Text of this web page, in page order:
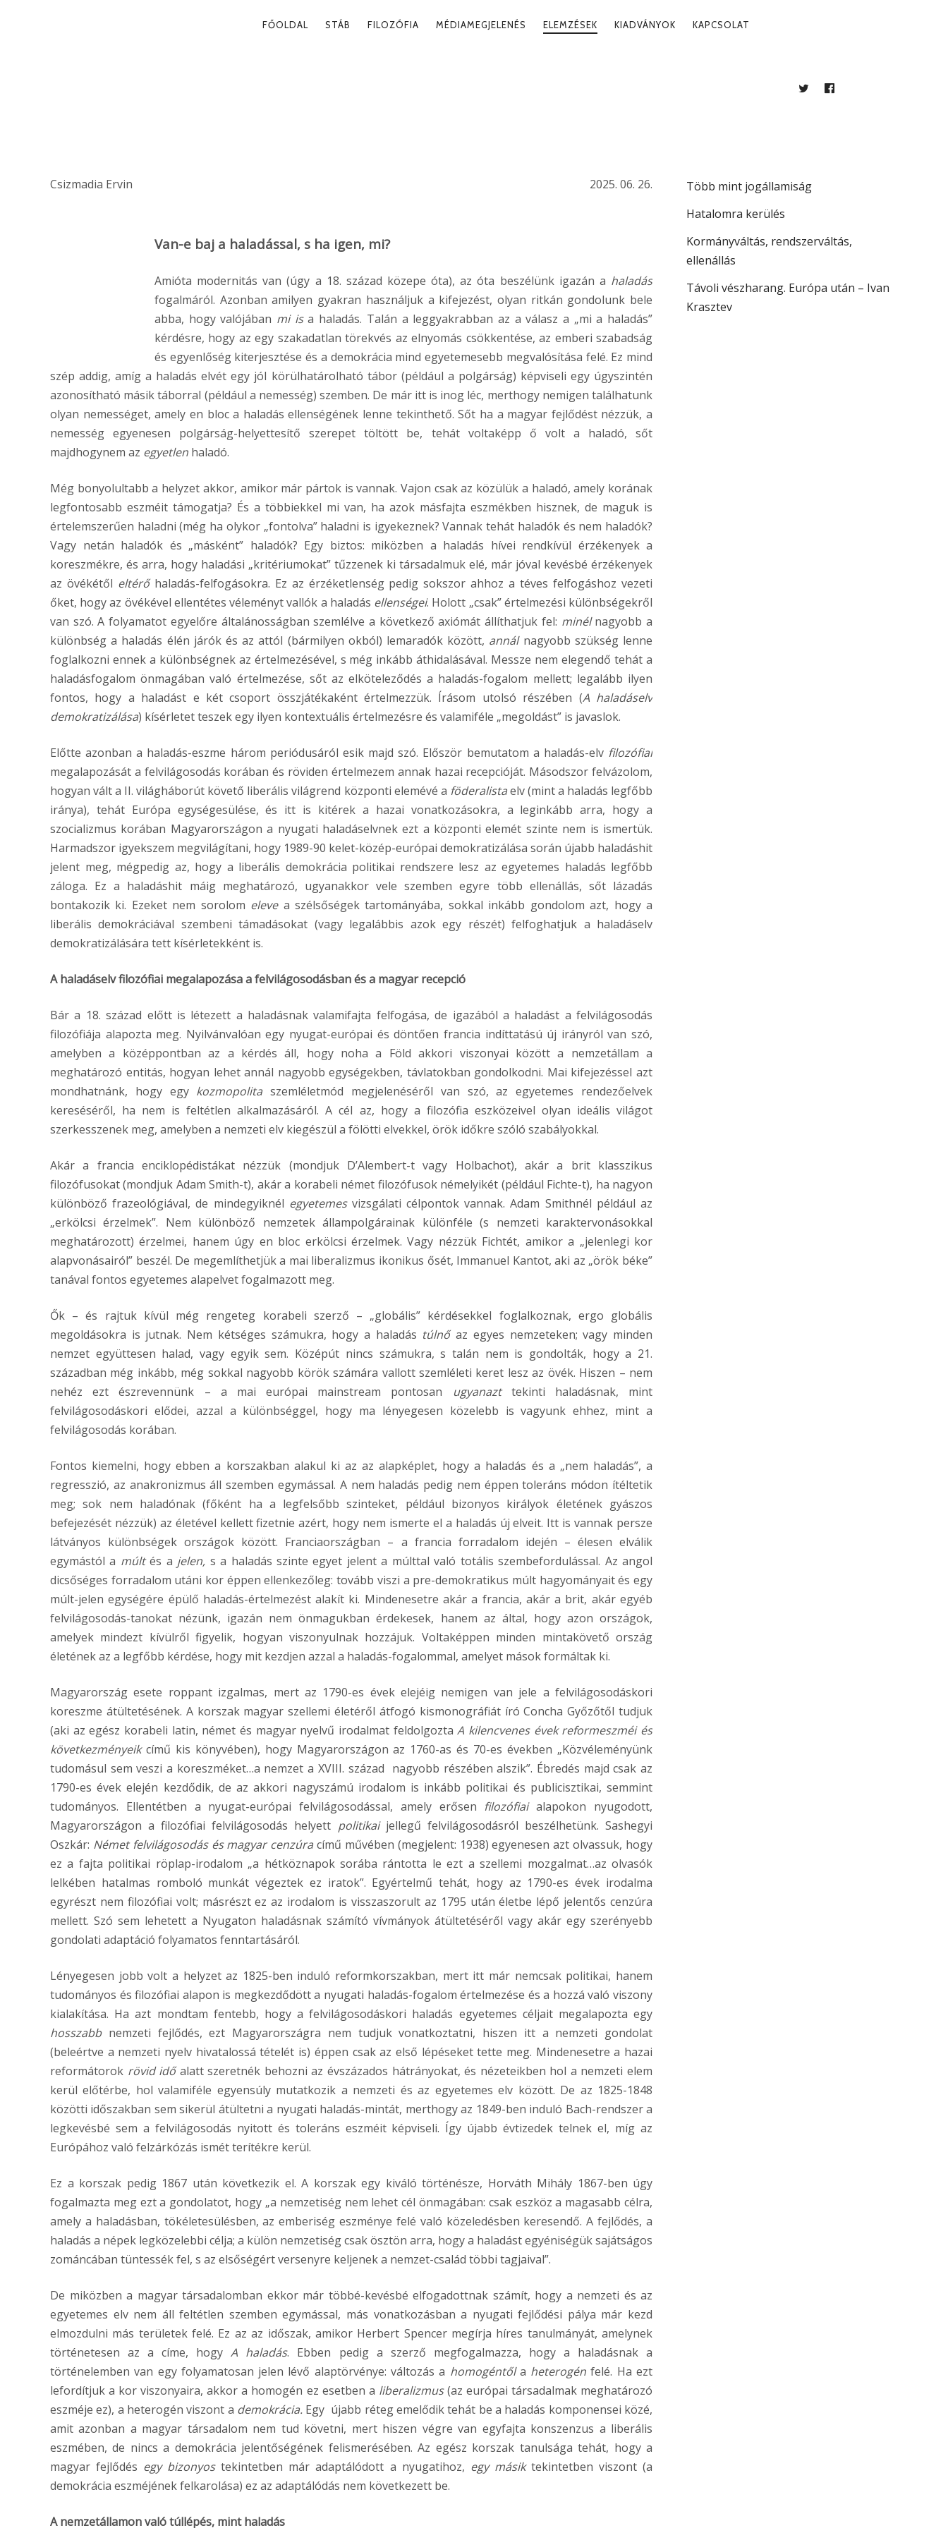
PRIMARY
FŐOLDAL STÁB FILOZÓFIA MÉDIAMEGJELENÉS ELEMZÉSEK KIADVÁNYOK KAPCSOLAT
TWITTERFACEBOOK
Csizmadia Ervin 2025. 06. 26.
Van-e baj a haladással, s ha igen, mi?
Amióta modernitás van (úgy a 18. század közepe óta), az óta beszélünk igazán a haladás
fogalmáról. Azonban amilyen gyakran használjuk a kifejezést, olyan ritkán gondolunk bele
abba, hogy valójában mi isa haladás. Talán a leggyakrabban az a válasz a „mi a haladás”
kérdésre, hogy az egy szakadatlan törekvés az elnyomás csökkentése, az emberi szabadság
és egyenlőség kiterjesztése és a demokrácia mind egyetemesebb megvalósítása felé. Ez mind
szép addig, amíg a haladás elvét egy jól körülhatárolható tábor (például a polgárság) képviseli egy úgyszintén
azonosítható másik táborral (például a nemesség) szemben. De már itt is inog léc, merthogy nemigen találhatunk
olyan nemességet, amely en bloc a haladás ellenségének lenne tekinthető. Sőt ha a magyar fejlődést nézzük, a
nemesség egyenesen polgárság-helyettesítő szerepet töltött be, tehát voltaképp ő volt a haladó, sőt
majdhogynem az egyetlen haladó.
Még bonyolultabb a helyzet akkor, amikor már pártok is vannak. Vajon csak az közülük a haladó, amely korának
legfontosabb eszméit támogatja? És a többiekkel mi van, ha azok másfajta eszmékben hisznek, de maguk is
értelemszerűen haladni (még ha olykor „fontolva” haladni is igyekeznek? Vannak tehát haladók és nem haladók?
Vagy netán haladók és „másként” haladók? Egy biztos: miközben a haladás hívei rendkívül érzékenyek a
koreszmékre, és arra, hogy haladási „kritériumokat” tűzzenek ki társadalmuk elé, már jóval kevésbé érzékenyek
az övékétől eltérő haladás-felfogásokra. Ez az érzéketlenség pedig sokszor ahhoz a téves felfogáshoz vezeti
őket, hogy az övékével ellentétes véleményt vallók a haladás ellenségei. Holott „csak” értelmezési különbségekről
van szó. A folyamatot egyelőre általánosságban szemlélve a következő axiómát állíthatjuk fel: minélnagyobb a
különbség a haladás élén járók és az attól (bármilyen okból) lemaradók között, annálnagyobb szükség lenne
foglalkozni ennek a különbségnek az értelmezésével, s még inkább áthidalásával. Messze nem elegendő tehát a
haladásfogalom önmagában való értelmezése, sőt az elköteleződés a haladás-fogalom mellett; legalább ilyen
fontos, hogy a haladást e két csoport összjátékaként értelmezzük. Írásom utolsó részében (A haladáselv
demokratizálása) kísérletet teszek egy ilyen kontextuális értelmezésre és valamiféle „megoldást” is javaslok.
Előtte azonban a haladás-eszme három periódusáról esik majd szó. Először bemutatom a haladás-elv filozófiai
megalapozását a felvilágosodás korában és röviden értelmezem annak hazai recepcióját. Másodszor felvázolom,
hogyan vált a II. világháborút követő liberális világrend központi elemévé a föderalistaelv (mint a haladás legfőbb
iránya), tehát Európa egységesülése, és itt is kitérek a hazai vonatkozásokra, a leginkább arra, hogy a
szocializmus korában Magyarországon a nyugati haladáselvnek ezt a központi elemét szinte nem is ismertük.
Harmadszor igyekszem megvilágítani, hogy 1989-90 kelet-közép-európai demokratizálása során újabb haladáshit
jelent meg, mégpedig az, hogy a liberális demokrácia politikai rendszere lesz az egyetemes haladás legfőbb
záloga. Ez a haladáshit máig meghatározó, ugyanakkor vele szemben egyre több ellenállás, sőt lázadás
bontakozik ki. Ezeket nem sorolom elevea szélsőségek tartományába, sokkal inkább gondolom azt, hogy a
liberális demokráciával szembeni támadásokat (vagy legalábbis azok egy részét) felfoghatjuk a haladáselv
demokratizálására tett kísérletekként is.
A haladáselv filozófiai megalapozása a felvilágosodásban és a magyar recepció
Bár a 18. század előtt is létezett a haladásnak valamifajta felfogása, de igazából a haladást a felvilágosodás
filozófiája alapozta meg. Nyilvánvalóan egy nyugat-európai és döntően francia indíttatású új irányról van szó,
amelyben a középpontban az a kérdés áll, hogy noha a Föld akkori viszonyai között a nemzetállam a
meghatározó entitás, hogyan lehet annál nagyobb egységekben, távlatokban gondolkodni. Mai kifejezéssel azt
mondhatnánk, hogy egy kozmopolita szemléletmód megjelenéséről van szó, az egyetemes rendezőelvek
kereséséről, ha nem is feltétlen alkalmazásáról. A cél az, hogy a filozófia eszközeivel olyan ideális világot
szerkesszenek meg, amelyben a nemzeti elv kiegészül a fölötti elvekkel, örök időkre szóló szabályokkal.
Akár a francia enciklopédistákat nézzük (mondjuk D’Alembert-t vagy Holbachot), akár a brit klasszikus
filozófusokat (mondjuk Adam Smith-t), akár a korabeli német filozófusok némelyikét (például Fichte-t), ha nagyon
különböző frazeológiával, de mindegyiknél egyetemesvizsgálati célpontok vannak. Adam Smithnél például az
„erkölcsi érzelmek”. Nem különböző nemzetek állampolgárainak különféle (s nemzeti karaktervonásokkal
meghatározott) érzelmei, hanem úgy en bloc erkölcsi érzelmek. Vagy nézzük Fichtét, amikor a „jelenlegi kor
alapvonásairól” beszél. De megemlíthetjük a mai liberalizmus ikonikus ősét, Immanuel Kantot, aki az „örök béke”
tanával fontos egyetemes alapelvet fogalmazott meg.
Ők – és rajtuk kívül még rengeteg korabeli szerző – „globális” kérdésekkel foglalkoznak, ergo globális
megoldásokra is jutnak. Nem kétséges számukra, hogy a haladás túlnőaz egyes nemzeteken; vagy minden
nemzet együttesen halad, vagy egyik sem. Középút nincs számukra, s talán nem is gondolták, hogy a 21.
században még inkább, még sokkal nagyobb körök számára vallott szemléleti keret lesz az övék. Hiszen – nem
nehéz ezt észrevennünk – a mai európai mainstream pontosan
ugyanazt tekinti haladásnak, mint
felvilágosodáskori elődei, azzal a különbséggel, hogy ma lényegesen közelebb is vagyunk ehhez, mint a
felvilágosodás korában.
Fontos kiemelni, hogy ebben a korszakban alakul ki az az alapképlet, hogy a haladás és a „nem haladás”, a
regresszió, az anakronizmus áll szemben egymással. A nem haladás pedig nem éppen toleráns módon ítéltetik
meg; sok nem haladónak (főként ha a legfelsőbb szinteket, például bizonyos királyok életének gyászos
befejezését nézzük) az életével kellett fizetnie azért, hogy nem ismerte el a haladás új elveit. Itt is vannak persze
látványos különbségek országok között. Franciaországban – a francia forradalom idején – élesen elválik
egymástól a múltés a jelen, s a haladás szinte egyet jelent a múlttal való totális szembefordulással. Az angol
dicsőséges forradalom utáni kor éppen ellenkezőleg: tovább viszi a pre-demokratikus múlt hagyományait és egy
múlt-jelen egységére épülő haladás-értelmezést alakít ki. Mindenesetre akár a francia, akár a brit, akár egyéb
felvilágosodás-tanokat nézünk, igazán nem önmagukban érdekesek, hanem az által, hogy azon országok,
amelyek mindezt kívülről figyelik, hogyan viszonyulnak hozzájuk. Voltaképpen minden mintakövető ország
életének az a legfőbb kérdése, hogy mit kezdjen azzal a haladás-fogalommal, amelyet mások formáltak ki.
Magyarország esete roppant izgalmas, mert az 1790-es évek elejéig nemigen van jele a felvilágosodáskori
koreszme átültetésének. A korszak magyar szellemi életéről átfogó kismonográfiát író Concha Győzőtől tudjuk
(aki az egész korabeli latin, német és magyar nyelvű irodalmat feldolgoztaA kilencvenes évek reformeszméi és
következményeikcímű kis könyvében), hogy Magyarországon az 1760-as és 70-es években „Közvéleményünk
tudomásul sem veszi a koreszméket…a nemzet a XVIII. század nagyobb részében alszik”. Ébredés majd csak az
1790-es évek elején kezdődik, de az akkori nagyszámú irodalom is inkább politikai és publicisztikai, semmint
tudományos. Ellentétben a nyugat-európai felvilágosodással, amely erősen filozófiaialapokon nyugodott,
Magyarországon a filozófiai felvilágosodás helyett politikaijellegű felvilágosodásról beszélhetünk. Sashegyi
Oszkár: Német felvilágosodás és magyar cenzúracímű művében (megjelent: 1938) egyenesen azt olvassuk, hogy
ez a fajta politikai röplap-irodalom „a hétköznapok sorába rántotta le ezt a szellemi mozgalmat…az olvasók
lelkében hatalmas romboló munkát végeztek ez iratok”. Egyértelmű tehát, hogy az 1790-es évek irodalma
egyrészt nem filozófiai volt; másrészt ez az irodalom is visszaszorult az 1795 után életbe lépő jelentős cenzúra
mellett. Szó sem lehetett a Nyugaton haladásnak számító vívmányok átültetéséről vagy akár egy szerényebb
gondolati adaptáció folyamatos fenntartásáról.
Lényegesen jobb volt a helyzet az 1825-ben induló reformkorszakban, mert itt már nemcsak politikai, hanem
tudományos és filozófiai alapon is megkezdődött a nyugati haladás-fogalom értelmezése és a hozzá való viszony
kialakítása. Ha azt mondtam fentebb, hogy a felvilágosodáskori haladás egyetemes céljait megalapozta egy
hosszabbnemzeti fejlődés, ezt Magyarországra nem tudjuk vonatkoztatni, hiszen itt a nemzeti gondolat
(beleértve a nemzeti nyelv hivatalossá tételét is) éppen csak az első lépéseket tette meg. Mindenesetre a hazai
reformátorok rövid időalatt szeretnék behozni az évszázados hátrányokat, és nézeteikben hol a nemzeti elem
kerül előtérbe, hol valamiféle egyensúly mutatkozik a nemzeti és az egyetemes elv között. De az 1825-1848
közötti időszakban sem sikerül átültetni a nyugati haladás-mintát, merthogy az 1849-ben induló Bach-rendszer a
legkevésbé sem a felvilágosodás nyitott és toleráns eszméit képviseli. Így újabb évtizedek telnek el, míg az
Európához való felzárkózás ismét terítékre kerül.
Ez a korszak pedig 1867 után következik el. A korszak egy kiváló történésze, Horváth Mihály 1867-ben úgy
fogalmazta meg ezt a gondolatot, hogy „a nemzetiség nem lehet cél önmagában: csak eszköz a magasabb célra,
amely a haladásban, tökéletesülésben, az emberiség eszménye felé való közeledésben keresendő. A fejlődés, a
haladás a népek legközelebbi célja; a külön nemzetiség csak ösztön arra, hogy a haladást egyéniségük sajátságos
zománcában tüntessék fel, s az elsőségért versenyre keljenek a nemzet-család többi tagjaival”.
De miközben a magyar társadalomban ekkor már többé-kevésbé elfogadottnak számít, hogy a nemzeti és az
egyetemes elv nem áll feltétlen szemben egymással, más vonatkozásban a nyugati fejlődési pálya már kezd
elmozdulni más területek felé. Ez az az időszak, amikor Herbert Spencer megírja híres tanulmányát, amelynek
történetesen az a címe, hogyA haladás. Ebben pedig a szerző megfogalmazza, hogy a haladásnak a
történelemben van egy folyamatosan jelen lévő alaptörvénye: változás a homogéntőla heterogénfelé. Ha ezt
lefordítjuk a kor viszonyaira, akkor a homogén ez esetben a liberalizmus(az európai társadalmak meghatározó
eszméje ez), a heterogén viszont a demokrácia. Egy újabb réteg emelődik tehát be a haladás komponensei közé,
amit azonban a magyar társadalom nem tud követni, mert hiszen végre van egyfajta konszenzus a liberális
eszmében, de nincs a demokrácia jelentőségének felismerésében. Az egész korszak tanulsága tehát, hogy a
magyar fejlődés egy bizonyostekintetben már adaptálódott a nyugatihoz, egy másiktekintetben viszont (a
demokrácia eszméjének felkarolása) ez az adaptálódás nem következett be.
A nemzetállamon való túllépés, mint haladás
Több mint jogállamiság
Hatalomra kerülés
Kormányváltás, rendszerváltás,
ellenállás
Távoli vészharang. Európa után – Ivan
Krasztev